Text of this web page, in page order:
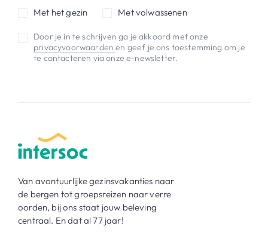
Met het gezin
Met volwassenen
Door je in te schrijven ga je akkoord met onze
privacyvoorwaardenen geef je ons toestemming om je
te contacteren via onze e-newsletter.
Van avontuurlijke gezinsvakanties naar
de bergen tot groepsreizen naar verre
oorden, bij ons staat jouw beleving
centraal. En dat al 77 jaar!